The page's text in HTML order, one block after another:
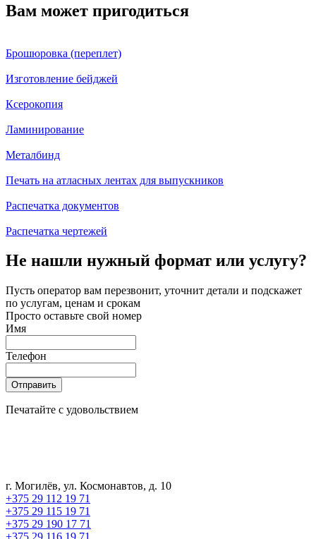
Вам может пригодиться
Брошюровка (переплет)
Изготовление бейджей
Ксерокопия
Ламинирование
Металбинд
Печать на атласных лентах для выпускников
Распечатка документов
Распечатка чертежей
Не нашли нужный формат или услугу?
Пусть оператор вам перезвонит, уточнит детали и подскажет
по услугам, ценам и срокам
Просто оставьте свой номер
Имя
Телефон
Отправить
Печатайте с удовольствием
г. Могилёв, ул. Космонавтов, д. 10
+375 29 112 19 71
+375 29 115 19 71
+375 29 190 17 71